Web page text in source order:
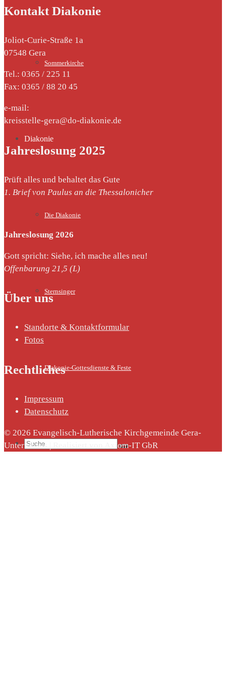
Sommerkirche
Diakonie
Die Diakonie
Sternsinger
Diakonie-Gottesdienste & Feste
Suche
Kontakt Diakonie
Joliot-Curie-Straße 1a
07548 Gera
Tel.: 0365 / 225 11
Fax: 0365 / 88 20 45
e-mail:
kreisstelle-gera@do-diakonie.de
Jahreslosung 2025
Prüft alles und behaltet das Gute
1. Brief von Paulus an die Thessalonicher
Jahreslosung 2026
Gott spricht: Siehe, ich mache alles neu!
Offenbarung 21,5 (L)
Über uns
Standorte & Kontaktformular
Fotos
Rechtliches
Impressum
Datenschutz
© 2026 Evangelisch-Lutherische Kirchgemeinde Gera-
Untermhaus | Realisiert von Axiom-IT GbR